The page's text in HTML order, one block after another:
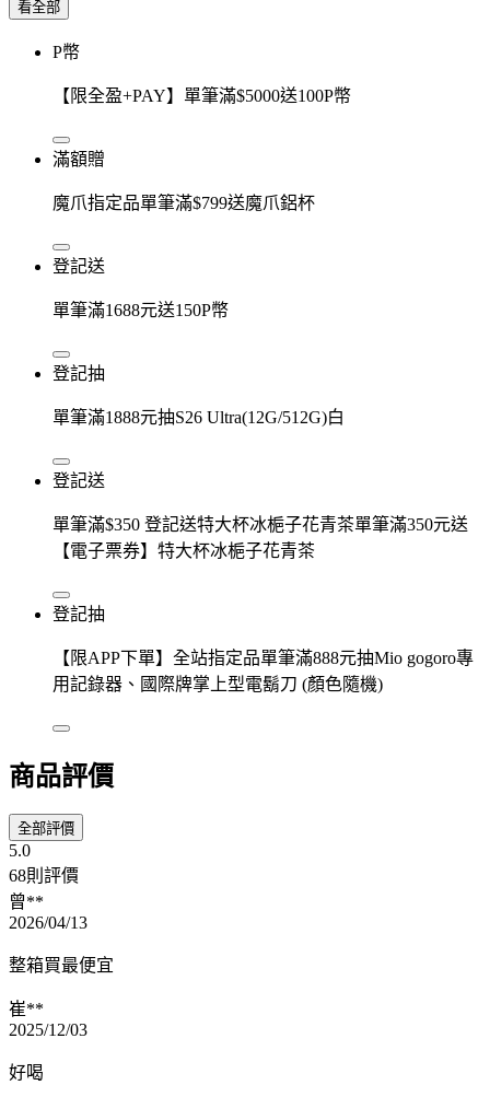
看全部
P幣
【限全盈+PAY】單筆滿$5000送100P幣
滿額贈
魔爪指定品單筆滿$799送魔爪鋁杯
登記送
單筆滿1688元送150P幣
登記抽
單筆滿1888元抽S26 Ultra(12G/512G)白
登記送
單筆滿$350 登記送特大杯冰梔子花青茶單筆滿350元送
【電子票券】特大杯冰梔子花青茶
登記抽
【限APP下單】全站指定品單筆滿888元抽Mio gogoro專
用記錄器、國際牌掌上型電鬍刀 (顏色隨機)
商品評價
全部評價
5.0
68則評價
曾**
2026/04/13
整箱買最便宜
崔**
2025/12/03
好喝